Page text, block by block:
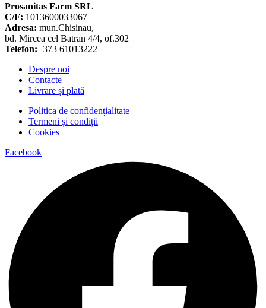
Prosanitas Farm SRL
C/F: 1013600033067
Adresa: mun.Chisinau,
bd. Mircea cel Batran 4/4, of.302
Telefon:+373 61013222
Despre noi
Contacte
Livrare și plată
Politica de confidențialitate
Termeni și condiții
Cookies
Facebook